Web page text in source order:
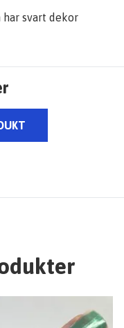
svart dekor